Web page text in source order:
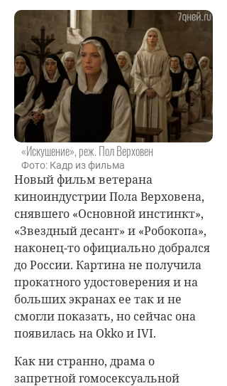
«Искушение», реж. Пол Верховен
Фото: Кадр из фильма
Новый фильм ветерана
киноиндустрии Пола Верховена,
снявшего «Основной инстинкт»,
«Звездный десант» и «Робокопа»,
наконец-то официально добрался
до России. Картина не получила
прокатного удостоверения и на
больших экранах ее так и не
смогли показать, но сейчас она
появилась на Okko и IVI.
Как ни странно, драма о
запретной гомосексуальной